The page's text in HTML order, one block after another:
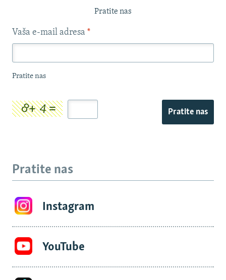
Pratite nas
Vaša e-mail adresa *
Pratite nas
Pratite nas
Pratite nas
Instagram
YouTube